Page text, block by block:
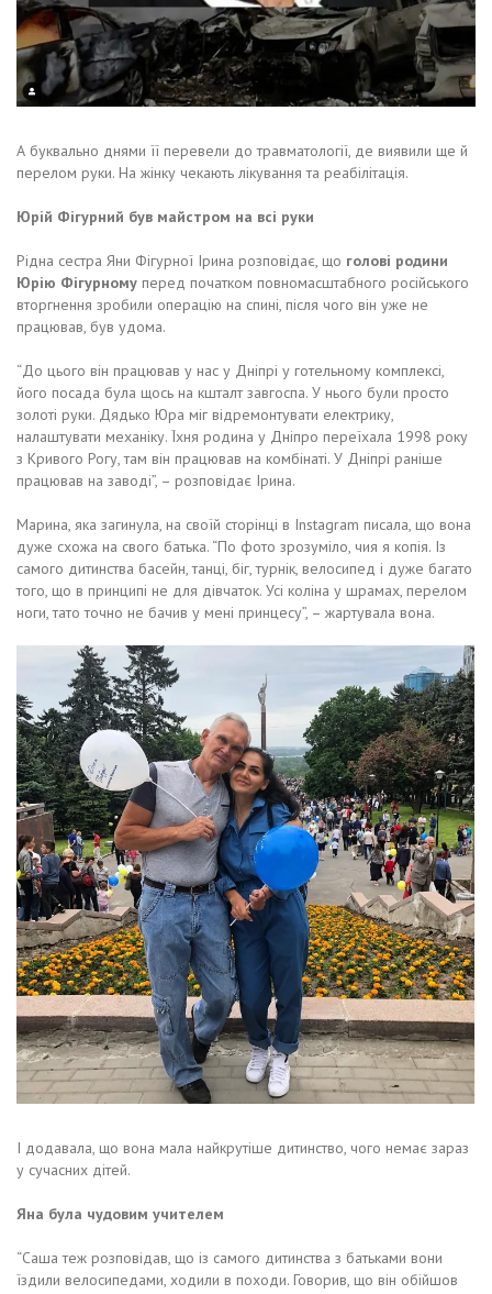
А буквально днями її перевели до травматології, де виявили ще й
перелом руки. На жінку чекають лікування та реабілітація.
Юрій Фігурний був майстром на всі руки
Рідна сестра Яни Фігурної Ірина розповідає, що голові родини
Юрію Фігурному перед початком повномасштабного російського
вторгнення зробили операцію на спині, після чого він уже не
працював, був удома.
“До цього він працював у нас у Дніпрі у готельному комплексі,
його посада була щось на кшталт завгоспа. У нього були просто
золоті руки. Дядько Юра міг відремонтувати електрику,
налаштувати механіку. Їхня родина у Дніпро переїхала 1998 року
з Кривого Рогу, там він працював на комбінаті. У Дніпрі раніше
працював на заводі”, – розповідає Ірина.
Марина, яка загинула, на своїй сторінці в Instagram писала, що вона
дуже схожа на свого батька. “По фото зрозуміло, чия я копія. Із
самого дитинства басейн, танці, біг, турнік, велосипед і дуже багато
того, що в принципі не для дівчаток. Усі коліна у шрамах, перелом
ноги, тато точно не бачив у мені принцесу”, – жартувала вона.
І додавала, що вона мала найкрутіше дитинство, чого немає зараз
у сучасних дітей.
Яна була чудовим учителем
“Саша теж розповідав, що із самого дитинства з батьками вони
їздили велосипедами, ходили в походи. Говорив, що він обійшов